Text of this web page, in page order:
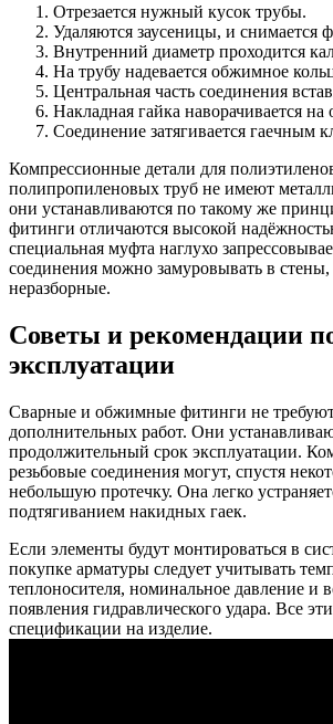
Отрезается нужный кусок трубы.
Удаляются заусеницы, и снимается
Внутренний диаметр проходится
На трубу надевается обжимное
Центральная часть соединения
Накладная гайка наворачивается
Соединение затягивается гаечным
Компрессионные детали для
полипропиленовых труб не имеют
они устанавливаются по такому же
фитинги отличаются высокой
специальная муфта наглухо
соединения можно замуровывать в стены,
неразборные.
Советы и рекомендации
эксплуатации
Сварные и обжимные фитинги не
дополнительных работ. Они
продолжительный срок эксплуатации.
резьбовые соединения могут, спустя
небольшую протечку. Она легко
подтягиванием накидных гаек.
Если элементы будут монтироваться в
покупке арматуры следует учитывать
теплоносителя, номинальное давление и
появления гидравлического удара. Все
спецификации на изделие.